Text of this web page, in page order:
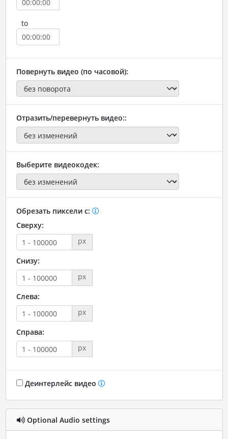
to
Повернуть видео (по часовой):
Отразить/перевернуть видео::
Выберите видеокодек:
Обрезать пиксели с:
Сверху:
px
Снизу:
px
Слева:
px
Справа:
px
Деинтерлейс видео
Optional Audio settings